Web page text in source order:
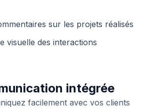
sur les projets réalisés
visuelle des interactions
intégrée
facilement avec vos clients